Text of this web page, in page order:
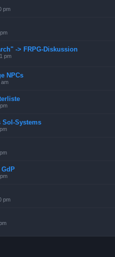
pm
-> FRPG-Diskussion
pm
NPCs
am
Sol-Systems
GdP
pm